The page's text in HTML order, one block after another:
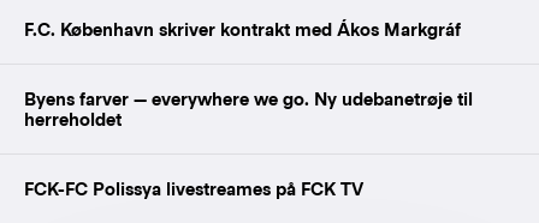
F.C. København skriver kontrakt med Ákos Markgráf
Byens farver — everywhere we go. Ny udebanetrøje til
herreholdet
FCK-FC Polissya livestreames på FCK TV